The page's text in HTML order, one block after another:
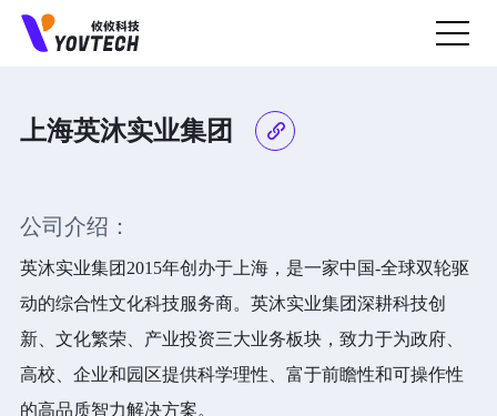
上海英沐实业集团
公司介绍：
英沐实业集团2015年创办于上海，是一家中国-全球双轮驱
动的综合性文化科技服务商。英沐实业集团深耕科技创
新、文化繁荣、产业投资三大业务板块，致力于为政府、
高校、企业和园区提供科学理性、富于前瞻性和可操作性
的高品质智力解决方案。
预约上门面谈